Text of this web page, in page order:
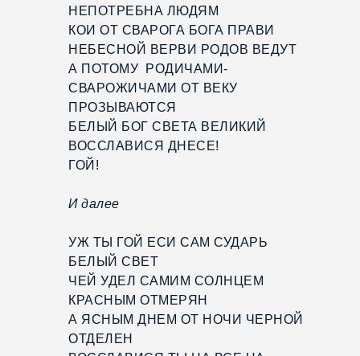
НЕПОТРЕБНА ЛЮДЯМ
КОИ ОТ СВАРОГА БОГА ПРАВИ
НЕБЕСНОЙ ВЕРВИ РОДОВ ВЕДУТ
А ПОТОМУ РОДИЧАМИ-
СВАРОЖИЧАМИ ОТ ВЕКУ
ПРОЗЫВАЮТСЯ
БЕЛЫЙ БОГ СВЕТА ВЕЛИКИЙ
ВОССЛАВИСЯ ДНЕСЕ!
ГОЙ!
И далее
УЖ ТЫ ГОЙ ЕСИ САМ СУДАРЬ
БЕЛЫЙ СВЕТ
ЧЕЙ УДЕЛ САМИМ СОЛНЦЕМ
КРАСНЫМ ОТМЕРЯН
А ЯСНЫМ ДНЕМ ОТ НОЧИ ЧЕРНОЙ
ОТДЕЛЕН